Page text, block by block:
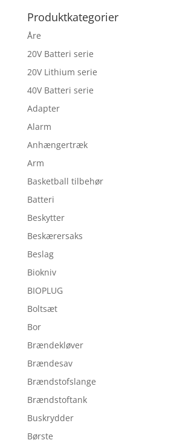
Produktkategorier
Åre
20V Batteri serie
20V Lithium serie
40V Batteri serie
Adapter
Alarm
Anhængertræk
Arm
Basketball tilbehør
Batteri
Beskytter
Beskærersaks
Beslag
Biokniv
BIOPLUG
Boltsæt
Bor
Brændekløver
Brændesav
Brændstofslange
Brændstoftank
Buskrydder
Børste